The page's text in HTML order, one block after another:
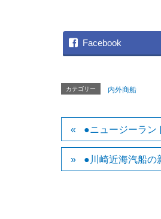
Facebook
カテゴリー 内外商船
●ニュージーラン
●川崎近海汽船の